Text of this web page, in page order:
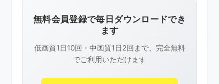
像
は
R-
FREE
無料会員登録で毎日ダウンロードでき
ます
低画質1日10回・中画質1日2回まで、完全無料
でご利用いただけます